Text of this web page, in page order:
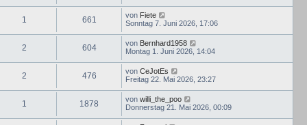
1 661 von Fiete
Sonntag 7. Juni 2026, 17:06
2 604 von Bernhard1958
Montag 1. Juni 2026, 14:04
2 476 von CeJotEs
Freitag 22. Mai 2026, 23:27
1 1878 von willi_the_poo
Donnerstag 21. Mai 2026, 00:09